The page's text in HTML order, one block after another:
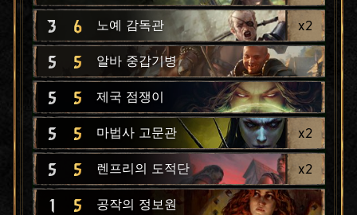
3 6 노예 감독관 x2
5 5 알바 중갑기병
5 5 제국 점쟁이
5 5 마법사 고문관 x2
5 5 렌프리의 도적단 x2
1 5 공작의 정보원